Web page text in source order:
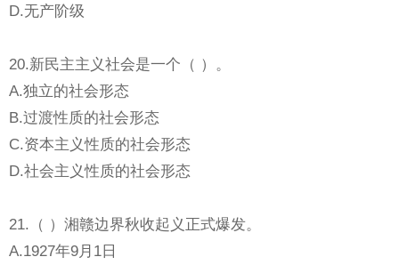
D.无产阶级
20.新民主主义社会是一个（ ）。
A.独立的社会形态
B.过渡性质的社会形态
C.资本主义性质的社会形态
D.社会主义性质的社会形态
21.（ ）湘赣边界秋收起义正式爆发。
A.1927年9月1日